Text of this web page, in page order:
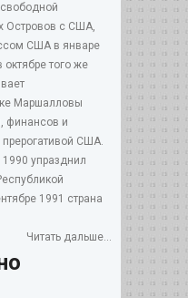
Островов с США,
США в январе
того же
Маршалловы
финансов и
США.
упразднил
1991 страна
Читать дальше...